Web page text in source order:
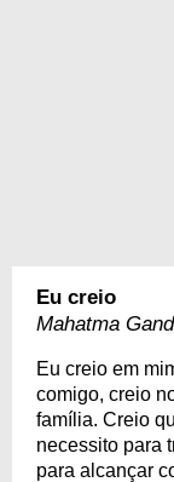
Eu creio
Mahatma
Eu creio em
comigo, creio
família. Creio
necessito para
para alcançar